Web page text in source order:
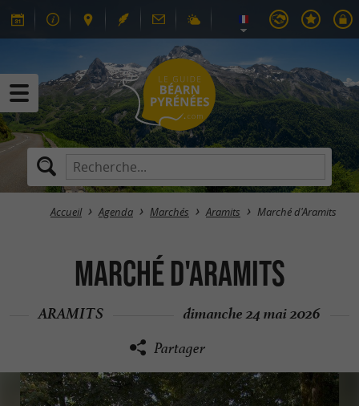
Accueil Agenda Marchés Aramits Marché d'Aramits
Marché d'Aramits
ARAMITS dimanche 24 mai 2026
Partager